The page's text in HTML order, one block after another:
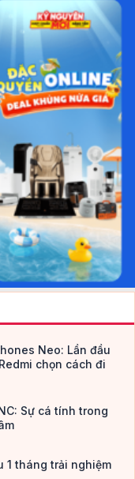
Neo: Lần đầu
chọn cách đi
Sự cá tính trong
1 tháng trải nghiệm